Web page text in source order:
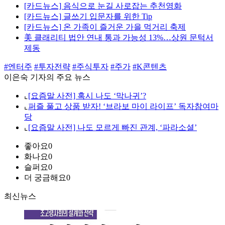
[카드뉴스] 음식으로 눈길 사로잡는 추천영화
[카드뉴스] 글쓰기 입문자를 위한 Tip
[카드뉴스] 온 가족이 즐거운 가을 먹거리 축제
美 클래리티 법안 연내 통과 가능성 13%…상원 문턱서
제동
#엔터주 #투자전략 #주식투자 #주가 #K콘텐츠
이은숙 기자의 주요 뉴스
⌞ [요즘말 사전] 혹시 나도 ‘막나귀’?
⌞ 퍼즐 풀고 상품 받자! ‘브라보 마이 라이프’ 독자참여마
당
⌞ [요즘말 사전] 나도 모르게 빠진 관계, ‘파라소셜’
좋아요0
화나요0
슬퍼요0
더 궁금해요0
최신뉴스